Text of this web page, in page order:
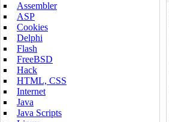
Assembler
ASP
Cookies
Delphi
Flash
FreeBSD
Hack
HTML, CSS
Internet
Java
Java Scripts